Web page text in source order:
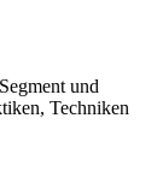
und
Techniken